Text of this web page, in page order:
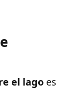
el lago es